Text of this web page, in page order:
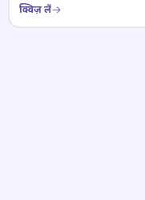
क्विज़ लें